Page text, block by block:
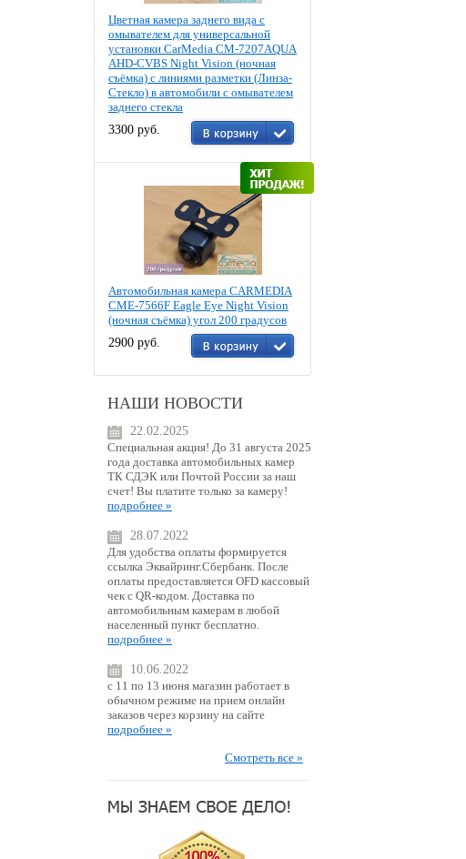
Цветная камера заднего вида c
омывателем для универсальной
установки CarMedia CM-7207AQUA
AHD-CVBS Night Vision (ночная
съёмка) с линиями разметки (Линза-
Стекло) в автомобили с омывателем
заднего стекла
3300 руб.
Автомобильная камера CARMEDIA
CME-7566F Eagle Eye Night Vision
(ночная съёмка) угол 200 градусов
2900 руб.
НАШИ НОВОСТИ
22.02.2025
Специальная акция! До 31 августа 2025
года доставка автомобильных камер
ТК СДЭК или Почтой России за наш
счет! Вы платите только за камеру!
подробнее »
28.07.2022
Для удобства оплаты формируется
ссылка Эквайринг.Сбербанк. После
оплаты предоставляется OFD кассовый
чек с QR-кодом. Доставка по
автомобильным камерам в любой
населенный пункт бесплатно.
подробнее »
10.06.2022
с 11 по 13 июня магазин работает в
обычном режиме на прием онлайн
заказов через корзину на сайте
подробнее »
Смотреть все »